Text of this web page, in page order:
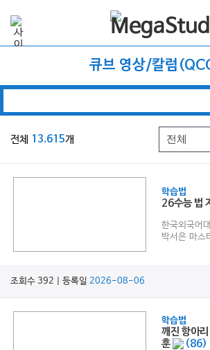
큐브 영상/칼럼
전체 13,615개
학습법
26수능 법
한국외국어
박서은 마스
조회수 392 | 등록일 2026-08-06
학습법
깨진 항아
훈
(86)